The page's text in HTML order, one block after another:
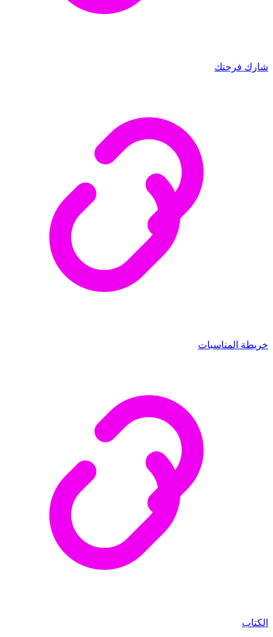
شارك فرحتك
خريطة المناسبات
الكتاب